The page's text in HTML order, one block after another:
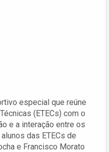
especial que reúne
(ETECs) com o
e a interação entre os
das ETECs de
e Francisco Morato